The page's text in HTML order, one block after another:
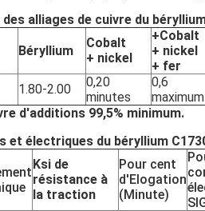
alliages de cuivre du
Béryllium
Cobalt
+ nickel
+Cobalt
+ nickel
+ fer
1.80-2.00
0,20
minutes
0,6
maximum
d'additions 99,5% minimum.
et électriques du béryllium
Ksi de
résistance à
la traction
Pour cent
d'Elogation
(Minute)